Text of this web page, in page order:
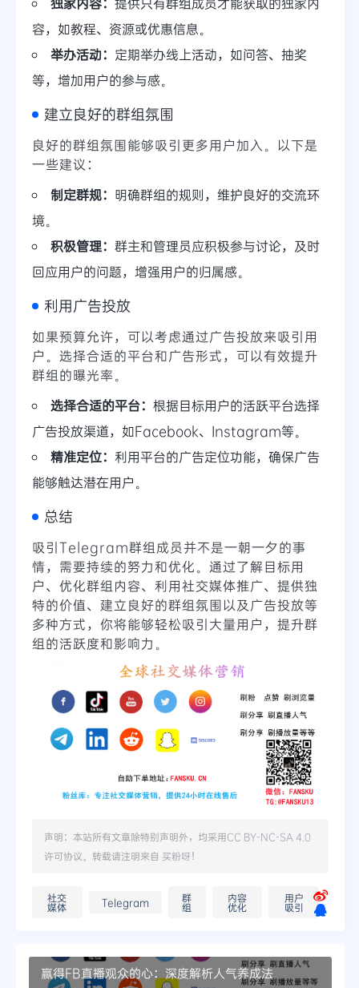
容，如教程、资源或优惠信息。
举办活动： 定期举办线上活动，如问答、抽奖
等，增加用户的参与感。
建立良好的群组氛围
良好的群组氛围能够吸引更多用户加入。以下是
一些建议：
制定群规： 明确群组的规则，维护良好的交流环
境。
积极管理： 群主和管理员应积极参与讨论，及时
回应用户的问题，增强用户的归属感。
利用广告投放
如果预算允许，可以考虑通过广告投放来吸引用
户。选择合适的平台和广告形式，可以有效提升
群组的曝光率。
选择合适的平台： 根据目标用户的活跃平台选择
广告投放渠道，如Facebook、Instagram等。
精准定位： 利用平台的广告定位功能，确保广告
能够触达潜在用户。
总结
吸引Telegram群组成员并不是一朝一夕的事
情，需要持续的努力和优化。通过了解目标用
户、优化群组内容、利用社交媒体推广、提供独
特的价值、建立良好的群组氛围以及广告投放等
多种方式，你将能够轻松吸引大量用户，提升群
组的活跃度和影响力。
声明：本站所有文章除特别声明外，均采用CC BY-NC-SA 4.0
许可协议。转载请注明来自 买粉呀！
社交
媒体 Telegram 群
组
内容
优化
用户
吸引
赢得FB直播观众的心：深度解析人气养成法